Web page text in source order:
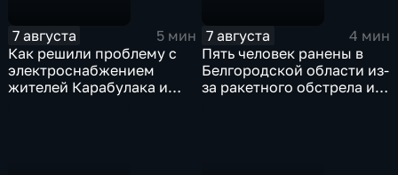
7 августа
5 мин
Как решили проблему с
электроснабжением
жителей Карабулака и
7 августа
4 мин
Пять человек ранены в
Белгородской области из-
за ракетного обстрела и